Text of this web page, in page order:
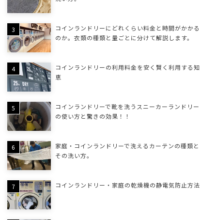
コインランドリーにどれくらい料金と時間がかかる
のか。衣類の種類と量ごとに分けて解説します。
コインランドリーの利用料金を安く賢く利用する知
恵
コインランドリーで靴を洗うスニーカーランドリー
の使い方と驚きの効果！！
家庭・コインランドリーで洗えるカーテンの種類と
その洗い方。
コインランドリー・家庭の乾燥機の静電気防止方法